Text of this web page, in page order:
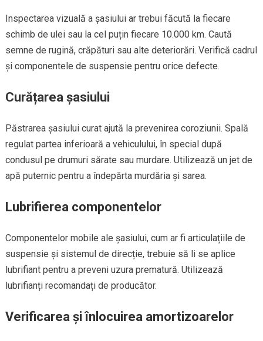
Inspectarea vizuală a șasiului ar trebui făcută la fiecare
schimb de ulei sau la cel puțin fiecare 10.000 km. Caută
semne de rugină, crăpături sau alte deteriorări. Verifică cadrul
și componentele de suspensie pentru orice defecte.
Curățarea șasiului
Păstrarea șasiului curat ajută la prevenirea coroziunii. Spală
regulat partea inferioară a vehiculului, în special după
condusul pe drumuri sărate sau murdare. Utilizează un jet de
apă puternic pentru a îndepărta murdăria și sarea.
Lubrifierea componentelor
Componentelor mobile ale șasiului, cum ar fi articulațiile de
suspensie și sistemul de direcție, trebuie să li se aplice
lubrifiant pentru a preveni uzura prematură. Utilizează
lubrifianți recomandați de producător.
Verificarea și înlocuirea amortizoarelor